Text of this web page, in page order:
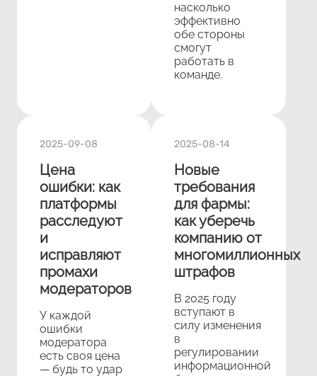
насколько
эффективно
обе стороны
смогут
работать в
команде.
2025-09-08
Цена
ошибки: как
платформы
расследуют
и
исправляют
промахи
модераторов
У каждой
ошибки
модератора
есть своя цена
— будь то удар
2025-08-14
Новые
требования
для фармы:
как уберечь
компанию от
многомиллионных
штрафов
В 2025 году
вступают в
силу изменения
в
регулировании
информационной